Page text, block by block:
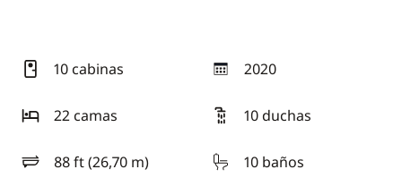
10 cabinas 2020
año
22 camas
10 duchas
88 ft (26,70 m)
eslora 10 baños